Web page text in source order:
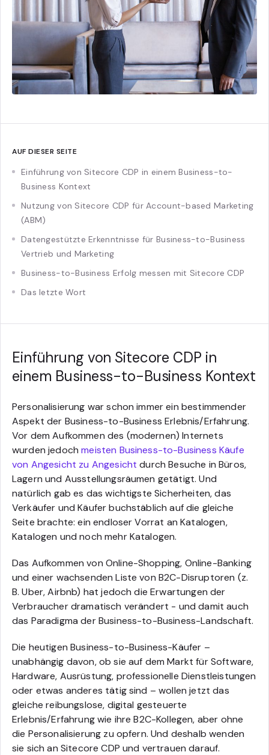
AUF DIESER SEITE
Einführung von Sitecore CDP in einem Business-to-
Business Kontext
Nutzung von Sitecore CDP für Account-based Marketing
(ABM)
Datengestützte Erkenntnisse für Business-to-Business
Vertrieb und Marketing
Business-to-Business Erfolg messen mit Sitecore CDP
Das letzte Wort
Einführung von Sitecore CDP in
einem Business-to-Business Kontext
Personalisierung war schon immer ein bestimmender
Aspekt der Business-to-Business Erlebnis/Erfahrung.
Vor dem Aufkommen des (modernen) Internets
wurden jedochmeisten Business-to-Business Käufe
von Angesicht zu Angesicht durch Besuche in Büros,
Lagern und Ausstellungsräumen getätigt. Und
natürlich gab es das wichtigste Sicherheiten, das
Verkäufer und Käufer buchstäblich auf die gleiche
Seite brachte: ein endloser Vorrat an Katalogen,
Katalogen und noch mehr Katalogen.
Das Aufkommen von Online-Shopping, Online-Banking
und einer wachsenden Liste von B2C-Disruptoren (z.
B. Uber, Airbnb) hat jedoch die Erwartungen der
Verbraucher dramatisch verändert - und damit auch
das Paradigma der Business-to-Business-Landschaft.
Die heutigen Business-to-Business-Käufer –
unabhängig davon, ob sie auf dem Markt für Software,
Hardware, Ausrüstung, professionelle Dienstleistungen
oder etwas anderes tätig sind – wollen jetzt das
gleiche reibungslose, digital gesteuerte
Erlebnis/Erfahrung wie ihre B2C-Kollegen, aber ohne
die Personalisierung zu opfern. Und deshalb wenden
sie sich an Sitecore CDP und vertrauen darauf.